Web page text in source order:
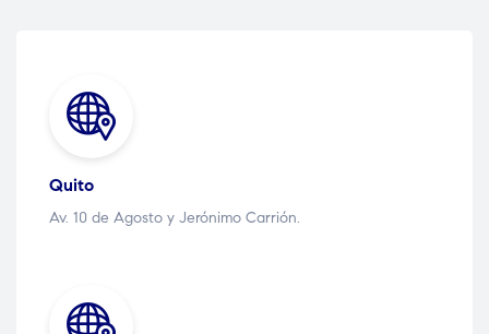
Quito
Av. 10 de Agosto y Jerónimo Carrión.